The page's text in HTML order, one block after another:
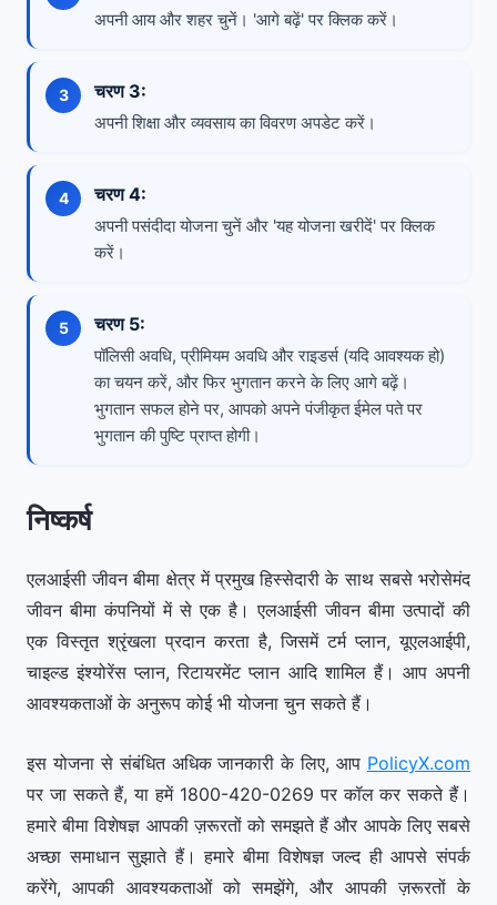
अपनी आय और शहर चुनें। 'आगे बढ़ें' पर क्लिक करें।
चरण 3:
अपनी शिक्षा और व्यवसाय का विवरण अपडेट करें।
चरण 4:
अपनी पसंदीदा योजना चुनें और 'यह योजना खरीदें' पर क्लिक
करें।
चरण 5:
पॉलिसी अवधि, प्रीमियम अवधि और राइडर्स (यदि आवश्यक हो)
का चयन करें, और फिर भुगतान करने के लिए आगे बढ़ें।
भुगतान सफल होने पर, आपको अपने पंजीकृत ईमेल पते पर
भुगतान की पुष्टि प्राप्त होगी।
निष्कर्ष
एलआईसी जीवन बीमा क्षेत्र में प्रमुख हिस्सेदारी के साथ सबसे भरोसेमंद
जीवन बीमा कंपनियों में से एक है। एलआईसी जीवन बीमा उत्पादों की
एक विस्तृत श्रृंखला प्रदान करता है, जिसमें टर्म प्लान, यूएलआईपी,
चाइल्ड इंश्योरेंस प्लान, रिटायरमेंट प्लान आदि शामिल हैं। आप अपनी
आवश्यकताओं के अनुरूप कोई भी योजना चुन सकते हैं।
इस योजना से संबंधित अधिक जानकारी के लिए, आप PolicyX.com
पर जा सकते हैं, या हमें 1800-420-0269 पर कॉल कर सकते हैं।
हमारे बीमा विशेषज्ञ आपकी ज़रूरतों को समझते हैं और आपके लिए सबसे
अच्छा समाधान सुझाते हैं। हमारे बीमा विशेषज्ञ जल्द ही आपसे संपर्क
करेंगे, आपकी आवश्यकताओं को समझेंगे, और आपकी ज़रूरतों के